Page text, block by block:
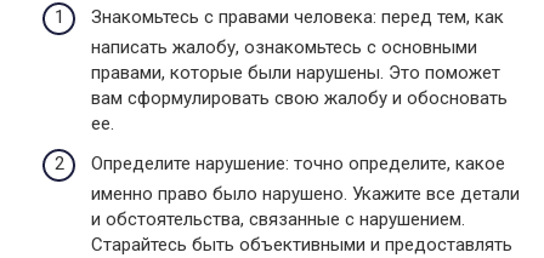
Знакомьтесь с правами человека: перед тем, как
написать жалобу, ознакомьтесь с основными
правами, которые были нарушены. Это поможет
вам сформулировать свою жалобу и обосновать
ее.
Определите нарушение: точно определите, какое
именно право было нарушено. Укажите все детали
и обстоятельства, связанные с нарушением.
Старайтесь быть объективными и предоставлять